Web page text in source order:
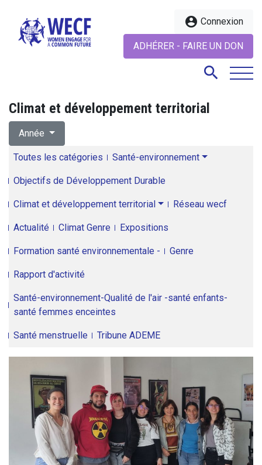
account_circle Connexion
ADHÉRER - FAIRE UN DON
search
Climat et développement territorial
Année
Toutes les catégories Santé-environnement
Objectifs de Développement Durable
Climat et développement territorial Réseau wecf
Actualité Climat Genre Expositions
Formation santé environnementale - Genre
Rapport d'activité
Santé-environnement-Qualité de l'air -santé enfants-
santé femmes enceintes
Santé menstruelle Tribune ADEME